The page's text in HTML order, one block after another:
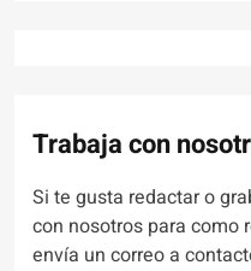
Trabaja con
Si te gusta redactar o
con nosotros para como
envía un correo a